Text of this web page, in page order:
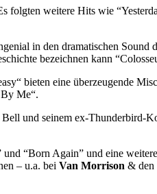
weitere Hits wie
in den dramatischen Sound
bezeichnen kann
bieten eine überzeugende
Me“.
und seinem ex-Thunderbird-
“Born Again” und eine
– u.a. bei Van Morrison & den